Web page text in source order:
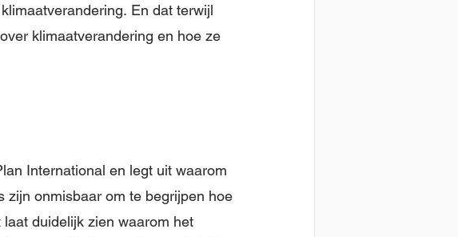
En dat terwijl
klimaatverandering en hoe ze
International en legt uit waarom
zijn onmisbaar om te begrijpen hoe
duidelijk zien waarom het